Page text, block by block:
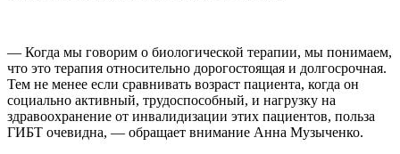
— Когда мы говорим о биологической терапии, мы понимаем,
что это терапия относительно дорогостоящая и долгосрочная.
Тем не менее если сравнивать возраст пациента, когда он
социально активный, трудоспособный, и нагрузку на
здравоохранение от инвалидизации этих пациентов, польза
ГИБТ очевидна, — обращает внимание Анна Музыченко.